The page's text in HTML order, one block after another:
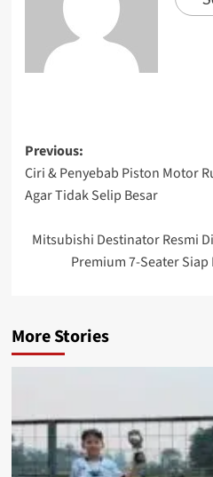
Previous:
Ciri & Penyebab Piston Motor
Agar Tidak Selip Besar
Mitsubishi Destinator Resmi
Premium 7-Seater
More Stories